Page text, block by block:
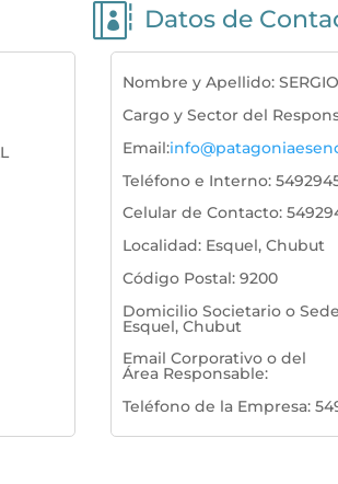
 Datos de
Nombre y Apellido:
Cargo y Sector del
Email:
Teléfono e Interno:
Celular de Contacto:
Localidad: Esquel, Chubut
Código Postal:9200
Domicilio Societario o
Esquel, Chubut
Email Corporativo o del
Área Responsable:
Teléfono de la Empresa: